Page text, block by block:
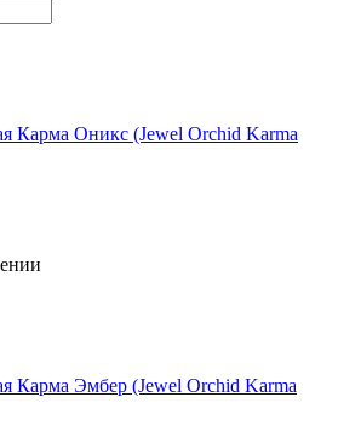
Карма Оникс (Jewel Orchid Karma
Карма Эмбер (Jewel Orchid Karma